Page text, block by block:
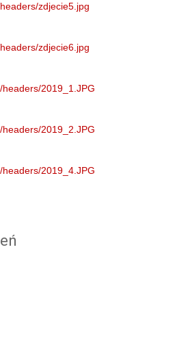
zdjecie5.jpg
zdjecie6.jpg
2019_1.JPG
2019_2.JPG
2019_4.JPG